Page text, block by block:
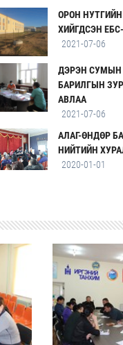
ОРОН
ХИЙГДСЭН
2021-07-06
ДЭРЭН
БАРИЛГЫН
АВЛАА
2021-07-06
АЛАГ-ӨНДӨР
НИЙТИЙН
2020-01-01